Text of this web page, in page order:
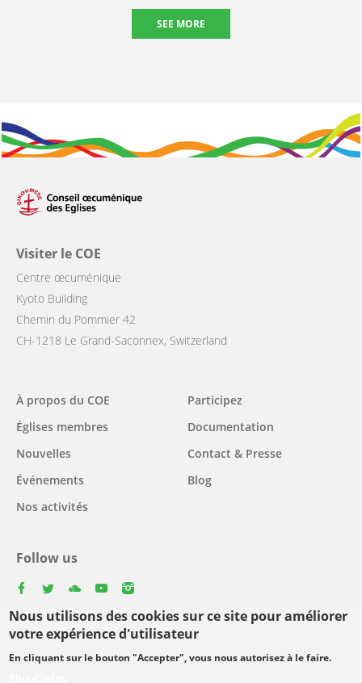
Nous utilisons des cookies sur ce site pour améliorer
votre expérience d'utilisateur
En cliquant sur le bouton "Accepter", vous nous autorisez à le faire.
SEE MORE
Visiter le COE
Centre œcuménique
Kyoto Building
Chemin du Pommier 42
CH-1218 Le Grand-Saconnex, Switzerland
Main
navigation
À propos du COE
Églises membres
Nouvelles
Événements
Nos activités
Participez
Documentation
Contact & Presse
Blog
Follow us
Select
your
Footer